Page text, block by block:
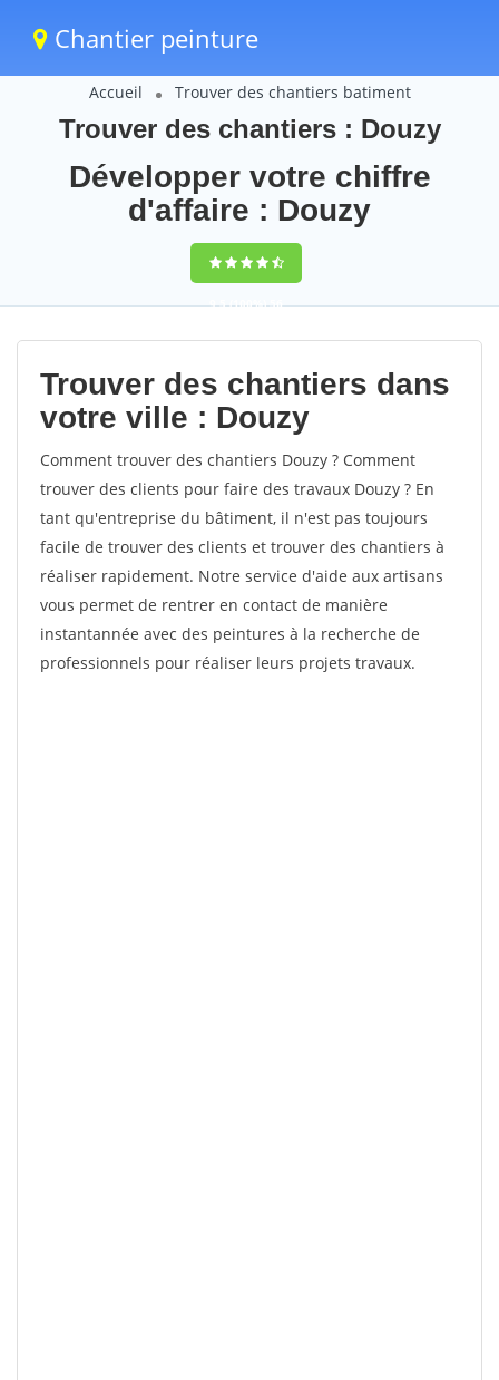
Chantier peinture
Accueil Trouver des chantiers batiment
Trouver des chantiers : Douzy
Développer votre chiffre
d'affaire : Douzy
9,5(100%)56
votes
Trouver des chantiers dans
votre ville : Douzy
Comment trouver des chantiers Douzy ? Comment
trouver des clients pour faire des travaux Douzy ? En
tant qu'entreprise du bâtiment, il n'est pas toujours
facile de trouver des clients et trouver des chantiers à
réaliser rapidement. Notre service d'aide aux artisans
vous permet de rentrer en contact de manière
instantannée avec des peintures à la recherche de
professionnels pour réaliser leurs projets travaux.